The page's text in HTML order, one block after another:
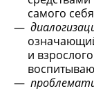
самого
и